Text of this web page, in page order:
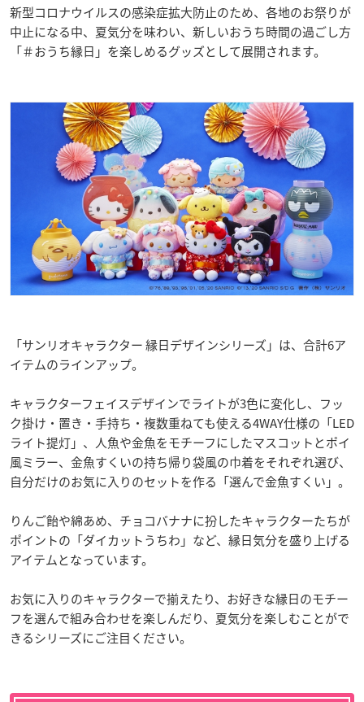
新型コロナウイルスの感染症拡大防止のため、各地のお祭りが
中止になる中、夏気分を味わい、新しいおうち時間の過ごし方
「＃おうち縁日」を楽しめるグッズとして展開されます。
「サンリオキャラクター 縁日デザインシリーズ」は、合計6ア
イテムのラインアップ。
キャラクターフェイスデザインでライトが3色に変化し、フッ
ク掛け・置き・手持ち・複数重ねても使える4WAY仕様の「LED
ライト提灯」、人魚や金魚をモチーフにしたマスコットとポイ
風ミラー、金魚すくいの持ち帰り袋風の巾着をそれぞれ選び、
自分だけのお気に入りのセットを作る「選んで金魚すくい」。
りんご飴や綿あめ、チョコバナナに扮したキャラクターたちが
ポイントの「ダイカットうちわ」など、縁日気分を盛り上げる
アイテムとなっています。
お気に入りのキャラクターで揃えたり、お好きな縁日のモチー
フを選んで組み合わせを楽しんだり、夏気分を楽しむことがで
きるシリーズにご注目ください。